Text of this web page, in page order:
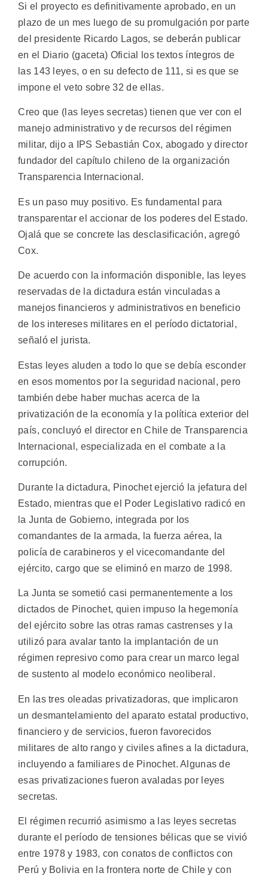
Si el proyecto es definitivamente aprobado, en un
plazo de un mes luego de su promulgación por parte
del presidente Ricardo Lagos, se deberán publicar
en el Diario (gaceta) Oficial los textos íntegros de
las 143 leyes, o en su defecto de 111, si es que se
impone el veto sobre 32 de ellas.
Creo que (las leyes secretas) tienen que ver con el
manejo administrativo y de recursos del régimen
militar, dijo a IPS Sebastián Cox, abogado y director
fundador del capítulo chileno de la organización
Transparencia Internacional.
Es un paso muy positivo. Es fundamental para
transparentar el accionar de los poderes del Estado.
Ojalá que se concrete las desclasificación, agregó
Cox.
De acuerdo con la información disponible, las leyes
reservadas de la dictadura están vinculadas a
manejos financieros y administrativos en beneficio
de los intereses militares en el período dictatorial,
señaló el jurista.
Estas leyes aluden a todo lo que se debía esconder
en esos momentos por la seguridad nacional, pero
también debe haber muchas acerca de la
privatización de la economía y la política exterior del
país, concluyó el director en Chile de Transparencia
Internacional, especializada en el combate a la
corrupción.
Durante la dictadura, Pinochet ejerció la jefatura del
Estado, mientras que el Poder Legislativo radicó en
la Junta de Gobierno, integrada por los
comandantes de la armada, la fuerza aérea, la
policía de carabineros y el vicecomandante del
ejército, cargo que se eliminó en marzo de 1998.
La Junta se sometió casi permanentemente a los
dictados de Pinochet, quien impuso la hegemonía
del ejército sobre las otras ramas castrenses y la
utilizó para avalar tanto la implantación de un
régimen represivo como para crear un marco legal
de sustento al modelo económico neoliberal.
En las tres oleadas privatizadoras, que implicaron
un desmantelamiento del aparato estatal productivo,
financiero y de servicios, fueron favorecidos
militares de alto rango y civiles afines a la dictadura,
incluyendo a familiares de Pinochet. Algunas de
esas privatizaciones fueron avaladas por leyes
secretas.
El régimen recurrió asimismo a las leyes secretas
durante el período de tensiones bélicas que se vivió
entre 1978 y 1983, con conatos de conflictos con
Perú y Bolivia en la frontera norte de Chile y con